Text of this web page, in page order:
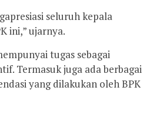
seluruh kepala
ini,” ujarnya.
tugas sebagai
Termasuk juga ada berbagai
yang dilakukan oleh BPK